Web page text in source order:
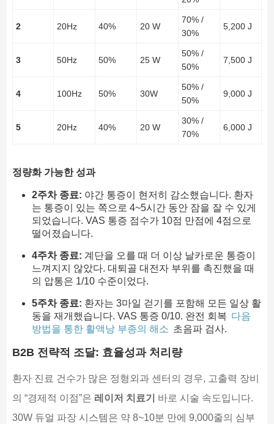
2 20Hz 40% 20 W
70% /
30%
5,200 J
3 50Hz 50% 25 W
50% /
50%
7,500 J
4 100Hz 50% 30W
50% /
50%
9,000 J
5 20Hz 40% 20 W
30% /
70%
6,000 J
정량화 가능한 성과
2주차 종료: 야간 통증이 현저히 감소했습니다. 환자
는 통증이 있는 쪽으로 4~5시간 동안 잠을 잘 수 있게
되었습니다. VAS 통증 점수가 10점 만점에 4점으로
떨어졌습니다.
4주차 종료: 계단을 오를 때 더 이상 날카로운 통증이
느껴지지 않았다. 대퇴골 대전자 부위를 촉진했을 때
의 압통은 1/10 수준이었다.
5주차 종료: 환자는 3마일 걷기를 포함해 모든 일상 활
동을 재개했습니다. VAS 통증 0/10. 완전 회복 다음
방법을 통한 활액낭 부종의 해소 초음파 검사.
B2B 전략적 조달: 효율성과 처리량
환자 진료 건수가 많은 정형외과 센터의 경우, 고출력 장비
의 “경제적 이점”은 레이저 치료기
바로 시술 속도입니다.
30W 듀얼 파장 시스템은 약 8~10분 만에 9,000줄의 심부